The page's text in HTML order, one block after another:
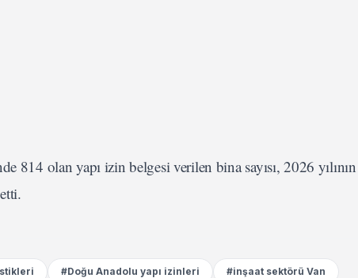
814 olan yapı izin belgesi verilen bina sayısı, 2026 yılının
#Doğu Anadolu yapı izinleri #inşaat sektörü Van